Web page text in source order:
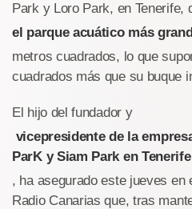
Park y Loro Park, en Tenerife,
el parque acuático más
metros cuadrados, lo que
cuadrados más que su buque
El hijo del fundador y
vicepresidente de la
ParK y Siam Park en
, ha asegurado este jueves en
Radio Canarias que, tras